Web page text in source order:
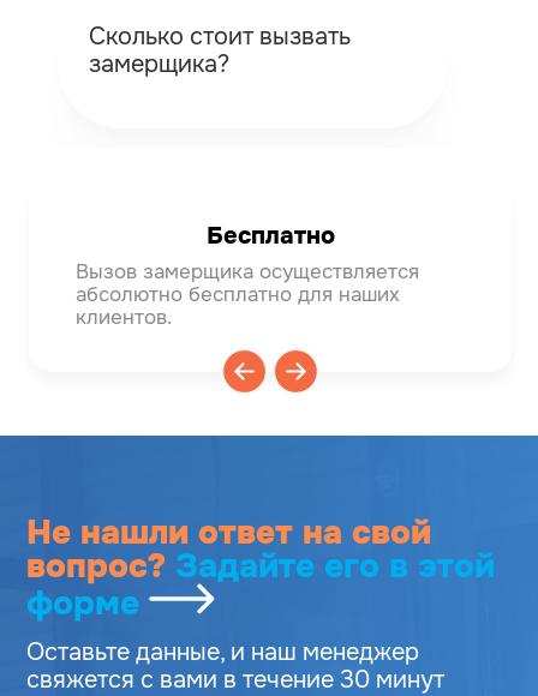
Сколько стоит вызвать
замерщика?
Бесплатно
Вызов замерщика осуществляется
абсолютно бесплатно для наших
клиентов.
Не нашли ответ на свой
вопрос? Задайте его в этой
форме
Оставьте данные, и наш менеджер
свяжется с вами в течение 30 минут